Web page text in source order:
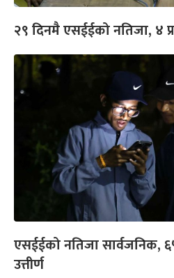
२९ दिनमै एसईईको नतिजा, ४
एसईईको नतिजा सार्वजनिक,
उत्तीर्ण